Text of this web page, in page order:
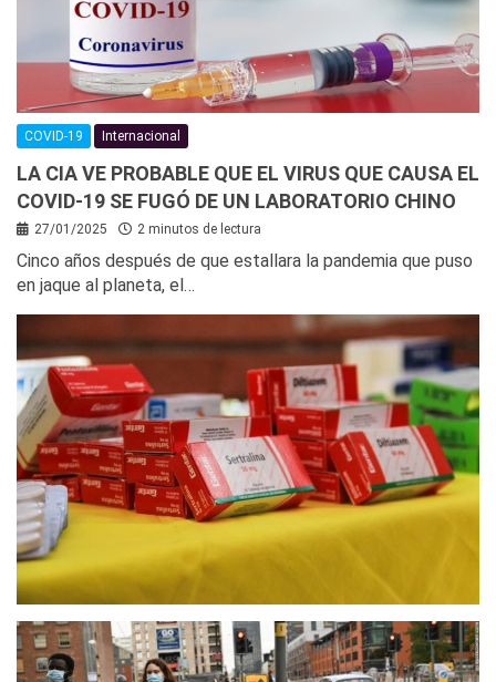
COVID-19 Internacional
LA CIA VE PROBABLE QUE EL VIRUS QUE CAUSA EL
COVID-19 SE FUGÓ DE UN LABORATORIO CHINO
27/01/2025 2 minutos de lectura
Cinco años después de que estallara la pandemia que puso
en jaque al planeta, el…